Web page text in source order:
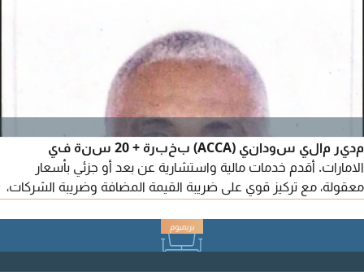
مدير مالي سوداني (ACCA) بخبرة + 20 سنة في
الامارات. أقدم خدمات مالية واستشارية عن بعد أو جزئي بأسعار
معقولة، مع تركيز قوي على ضريبة القيمة المضافة وضريبة الشركات،
ودراسات الجدوى. خبرة في الامتثال الضريبي وتطوير الأنظمة